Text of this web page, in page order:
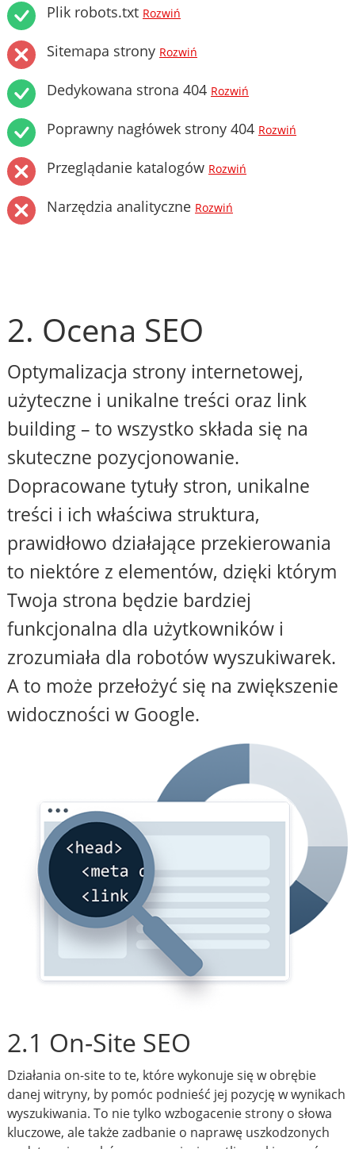
Plik robots.txt Rozwiń
Sitemapa strony Rozwiń
Dedykowana strona 404 Rozwiń
Poprawny nagłówek strony 404 Rozwiń
Przeglądanie katalogów Rozwiń
Narzędzia analityczne Rozwiń
2. Ocena SEO
Optymalizacja strony internetowej,
użyteczne i unikalne treści oraz link
building – to wszystko składa się na
skuteczne pozycjonowanie.
Dopracowane tytuły stron, unikalne
treści i ich właściwa struktura,
prawidłowo działające przekierowania
to niektóre z elementów, dzięki którym
Twoja strona będzie bardziej
funkcjonalna dla użytkowników i
zrozumiała dla robotów wyszukiwarek.
A to może przełożyć się na zwiększenie
widoczności w Google.
2.1 On-Site SEO
Działania on-site to te, które wykonuje się w obrębie
danej witryny, by pomóc podnieść jej pozycję w wynikach
wyszukiwania. To nie tylko wzbogacenie strony o słowa
kluczowe, ale także zadbanie o naprawę uszkodzonych